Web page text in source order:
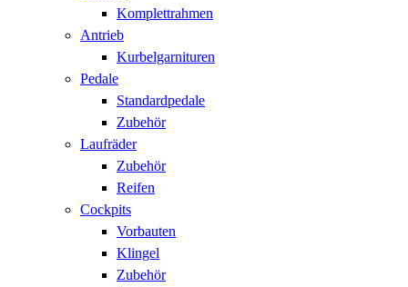
Komplettrahmen
Antrieb
Kurbelgarnituren
Pedale
Standardpedale
Zubehör
Laufräder
Zubehör
Reifen
Cockpits
Vorbauten
Klingel
Zubehör